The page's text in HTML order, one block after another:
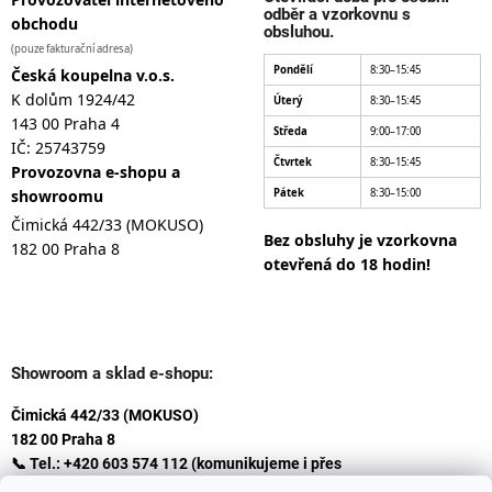
obchodu
(pouze fakturační adresa)
Česká koupelna v.o.s.
K dolům 1924/42
143 00 Praha 4
IČ: 25743759
Provozovna e-shopu a
showroomu
Čimická 442/33 (MOKUSO)
182 00 Praha 8
odběr a vzorkovnu s
obsluhou.
Pondělí 8:30–15:45
Úterý 8:30–15:45
Středa 9:00–17:00
Čtvrtek 8:30–15:45
Pátek 8:30–15:00
Bez obsluhy je vzorkovna
otevřená do 18 hodin!
Showroom a sklad e-shopu:
Čimická 442/33 (MOKUSO)
182 00 Praha 8
📞 Tel.: +420 603 574 112 (komunikujeme i přes